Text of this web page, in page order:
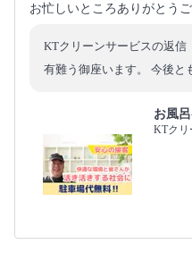
お忙しいところありがとうご
KTクリーンサービスの返信
有難う御座います。 今後と
お風
KTクリ